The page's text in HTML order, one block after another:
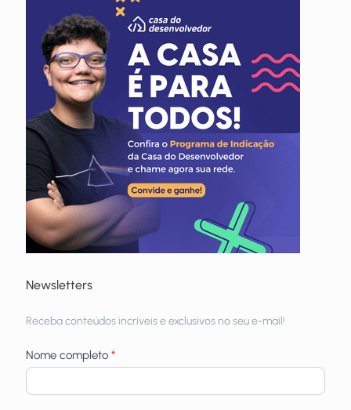
Newsletters
newsletters
Receba conteúdos incríveis e exclusivos no seu e-mail!
Nome completo *